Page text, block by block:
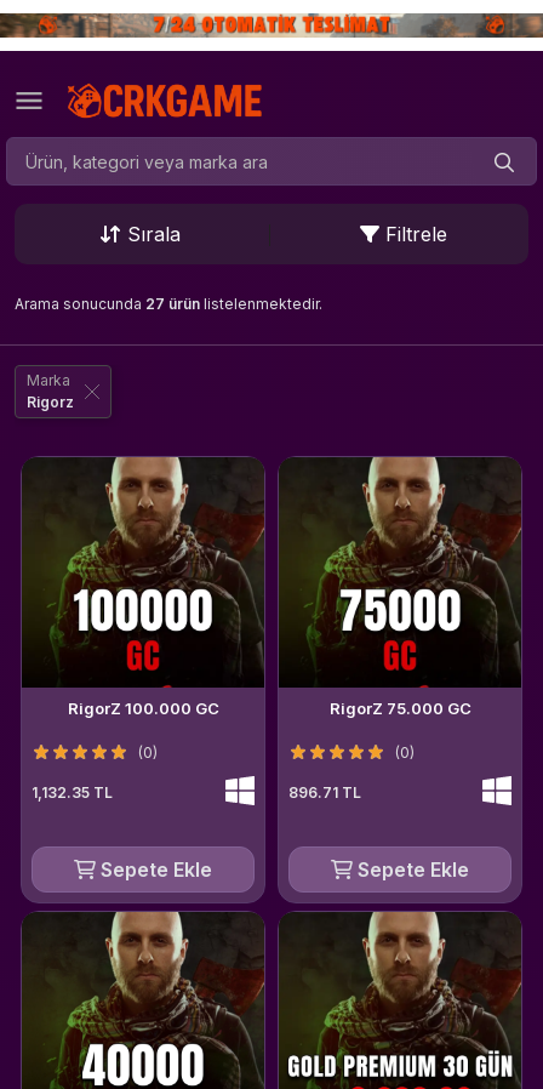
Sırala Filtrele
Arama sonucunda 27 ürün listelenmektedir.
Marka
Rigorz
RigorZ 100.000 GC
(0)
1,132.35 TL
Sepete Ekle
RigorZ 75.000 GC
(0)
896.71 TL
Sepete Ekle